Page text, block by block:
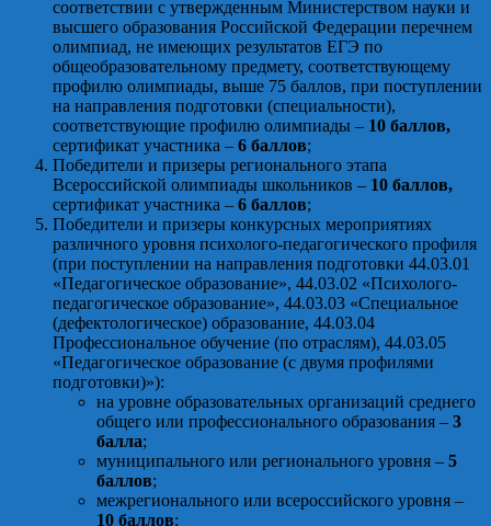
соответствии с утвержденным Министерством науки и
высшего образования Российской Федерации перечнем
олимпиад, не имеющих результатов ЕГЭ по
общеобразовательному предмету, соответствующему
профилю олимпиады, выше 75 баллов, при поступлении
на направления подготовки (специальности),
соответствующие профилю олимпиады – 10 баллов,
сертификат участника – 6 баллов;
Победители и призеры регионального этапа
Всероссийской олимпиады школьников – 10 баллов,
сертификат участника – 6 баллов;
Победители и призеры конкурсных мероприятиях
различного уровня психолого-педагогического профиля
(при поступлении на направления подготовки 44.03.01
«Педагогическое образование», 44.03.02 «Психолого-
педагогическое образование», 44.03.03 «Специальное
(дефектологическое) образование, 44.03.04
Профессиональное обучение (по отраслям), 44.03.05
«Педагогическое образование (с двумя профилями
подготовки)»):
на уровне образовательных организаций среднего
общего или профессионального образования – 3
балла;
муниципального или регионального уровня – 5
баллов;
межрегионального или всероссийского уровня –
10 баллов;